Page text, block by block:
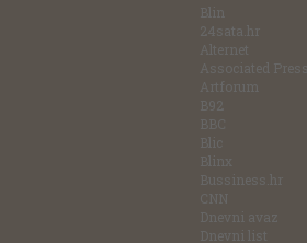
Blin
24sata.hr
Alternet
Associated Press
Artforum
B92
BBC
Blic
Blinx
Bussiness.hr
CNN
Dnevni avaz
Dnevni list